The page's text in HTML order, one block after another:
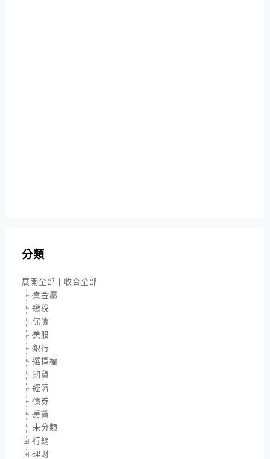
分類
展開全部
收合全部
貴金屬
繳稅
保險
美股
銀行
選擇權
期貨
經濟
債券
房貸
未分類
行銷
理財